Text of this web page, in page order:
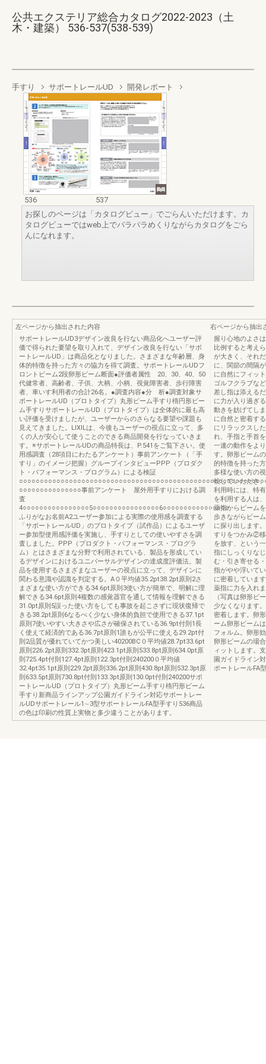
公共エクステリア総合カタログ2022-2023（土
木・建築） 536-537(538-539)
手すり サポートレールUD 開発レポート
536
537
お探しのページは「カタログビュー」でごらんいただけます。カ
タログビューではweb上でパラパラめくりながらカタログをごら
んになれます。
左ページから抽出された内容
サポートレールUD3デザイン改良を行ない商品化へユーザー評
価で得られた要望を取り入れて、デザイン改良を行ない「サポ
ートレールUD」は商品化となりました。さまざまな年齢層、身
体的特徴を持った方々の協力を得て調査。サポートレールUDフ
ロントビーム2段卵形ビーム断面●評価者属性 20、30、40、50
代健常者、高齢者、子供、大柄、小柄、視覚障害者、歩行障害
者、車いす利用者の合計26名。●調査内容●分 析●調査対象サ
ポートレールUD（プロトタイプ）丸形ビーム手すり楕円形ビー
ム手すりサポートレールUD（プロトタイプ）は全体的に最も高
い評価を受けましたが、ユーザーからのさらなる要望や課題も
見えてきました。LIXILは、今後もユーザーの視点に立って、多
くの人が安心して使うことのできる商品開発を行なっていきま
す。※サポートレールUDの商品特長は、P.541をご覧下さい。使
用感調査（28項目にわたるアンケート）事前アンケート（「手
すり」のイメージ把握）グループインタビューPPP（プロダク
ト・パフォーマンス・プログラム）による検証
○○○○○○○○○○○○○○○事前アンケート 屋外用手すりにおける調
査
4○○○○○○○○○○○○○○○○5○○○○○○○○○○○○○○○○6○○○○○○○○○○○○○○○○
ふりがなお名前A2ユーザー参加による実際の使用感を調査する
「サポートレールUD」のプロトタイプ（試作品）によるユーザ
ー参加型使用感評価を実施し、手すりとしての使いやすさを調
査しました。PPP（プロダクト・パフォーマンス・プログラ
ム）とはさまざまな分野で利用されている、製品を形成してい
るデザインにおけるユニバーサルデザインの達成度評価法。製
品を使用するさまざまなユーザーの視点に立って、デザインに
関わる意識や認識を判定する。A０平均値35.2pt38.2pt原則2さ
まざまな使い方ができる34.6pt原則3使い方が簡単で、明解に理
解できる34.6pt原則4複数の感覚器官を通して情報を理解できる
31.0pt原則5誤った使い方をしても事故を起こさずに現状復帰で
きる38.2pt原則6なるべく少ない身体的負担で使用できる37.1pt
原則7使いやすい大きさや広さが確保されている36.9pt付則1長
く使えて経済的である36.7pt原則1誰もが公平に使える29.2pt付
則2品質が優れていてかつ美しい40200BC０平均値28.7pt33.6pt
原則226.2pt原則332.3pt原則423.1pt原則533.8pt原則634.0pt原
則725.4pt付則127.4pt原則122.3pt付則240200０平均値
32.4pt35.1pt原則229.2pt原則336.2pt原則430.8pt原則532.3pt原
則633.5pt原則730.8pt付則133.3pt原則130.0pt付則240200サポ
ートレールUD（プロトタイプ）丸形ビーム手すり楕円形ビーム
手すり新商品ラインアップ公園ガイドライン対応サポートレー
ルUDサポートレール1∼3型サポートレールFA型手すり536商品
の色は印刷の性質上実物と多少違うことがあります。
右ページから抽出
握り心地のよさ
比例すると考え
が大きく、それ
に、関節の間隔
に自然にフィッ
ゴルフクラブな
差し指は添える
に力が入り過ぎ
動きを妨げてし
に自然と密着す
にリラックスし
れ、手指と手首
一連の動作をよ
す。卵形ビーム
的特徴を持った
多様な使い方の
較していただき
利用時には、特
を利用する人は
薬指からビーム
歩きながらビー
に探り出します
すりをつかみ②
を放す、という
指にしっくりな
む・引き寄せる
指がやや浮いて
に密着していま
薬指に力を入れ
（写真は卵形ビ
少なくなります
密着します。卵
ーム卵形ビーム
フォルム。卵形
卵形ビームの場
ィットします。
園ガイドライン
ポートレールFA